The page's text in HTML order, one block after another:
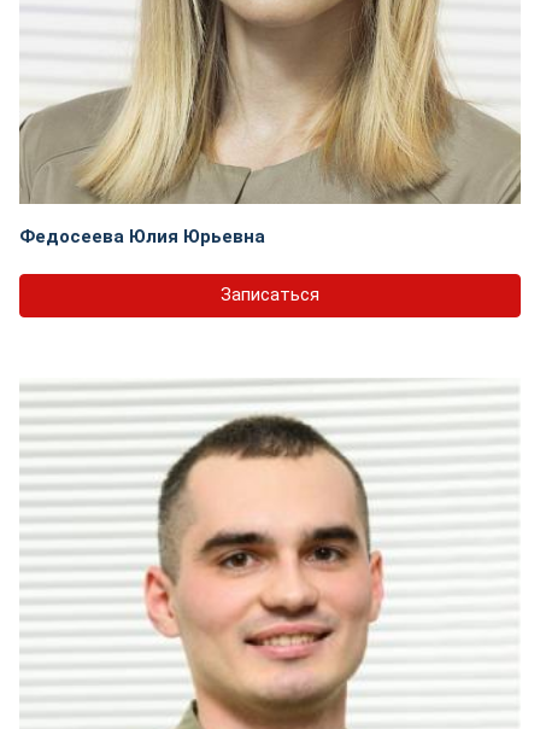
Федосеева Юлия Юрьевна
Записаться